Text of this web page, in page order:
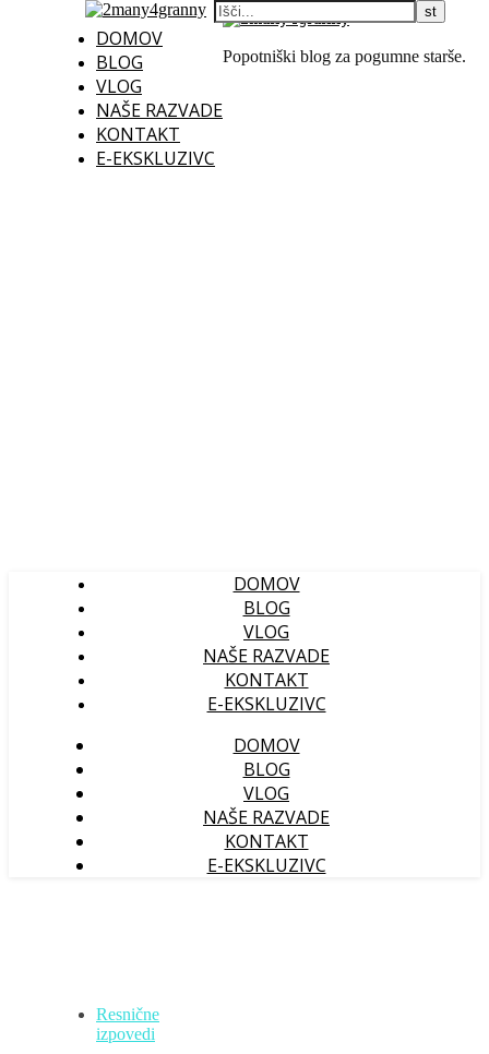
DOMOV
BLOG
VLOG
NAŠE RAZVADE
KONTAKT
E-EKSKLUZIVC
Popotniški blog za pogumne starše.
DOMOV
BLOG
VLOG
NAŠE RAZVADE
KONTAKT
E-EKSKLUZIVC
DOMOV
BLOG
VLOG
NAŠE RAZVADE
KONTAKT
E-EKSKLUZIVC
Resnične
izpovedi